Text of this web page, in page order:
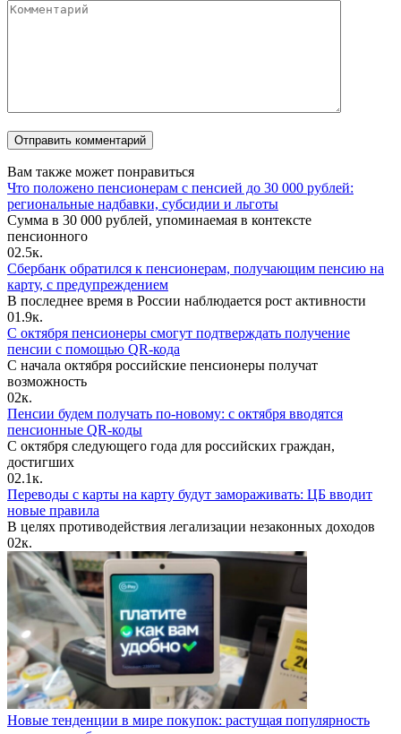
Вам также может понравиться
Что положено пенсионерам с пенсией до 30 000 рублей:
региональные надбавки, субсидии и льготы
Сумма в 30 000 рублей, упоминаемая в контексте
пенсионного
02.5к.
Сбербанк обратился к пенсионерам, получающим пенсию на
карту, с предупреждением
В последнее время в России наблюдается рост активности
01.9к.
С октября пенсионеры смогут подтверждать получение
пенсии с помощью QR-кода
С начала октября российские пенсионеры получат
возможность
02к.
Пенсии будем получать по-новому: с октября вводятся
пенсионные QR-коды
С октября следующего года для российских граждан,
достигших
02.1к.
Переводы с карты на карту будут замораживать: ЦБ вводит
новые правила
В целях противодействия легализации незаконных доходов
02к.
Новые тенденции в мире покупок: растущая популярность